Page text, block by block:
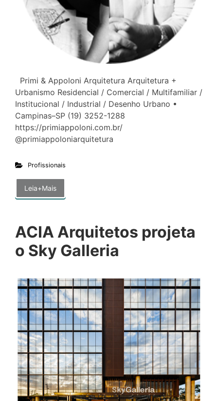
Primi & Appoloni Arquitetura Arquitetura +
Urbanismo Residencial / Comercial / Multifamiliar /
Institucional / Industrial / Desenho Urbano •
Campinas–SP (19) 3252-1288
https://primiappoloni.com.br/
@primiappoloniarquitetura
Profissionais
Leia+Mais
ACIA Arquitetos projeta
o Sky Galleria